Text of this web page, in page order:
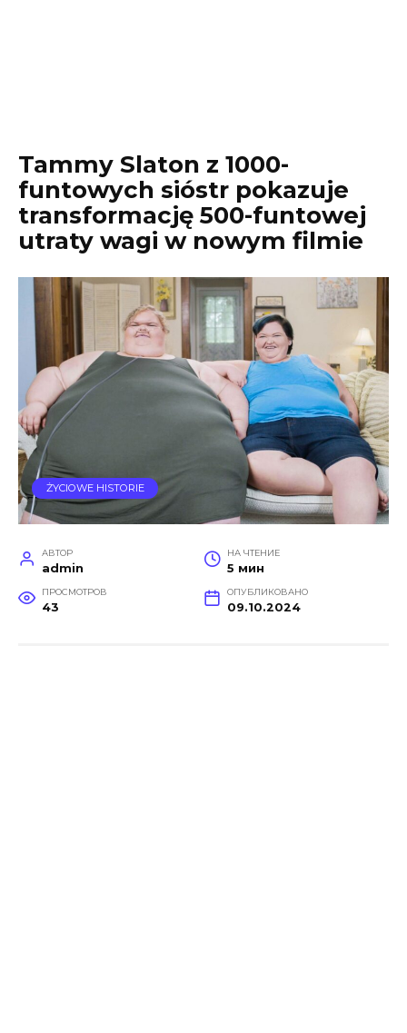
Tammy Slaton z 1000-
funtowych sióstr pokazuje
transformację 500-funtowej
utraty wagi w nowym filmie
ŻYCIOWE HISTORIE
АВТОР
admin
НА ЧТЕНИЕ
5 мин
ПРОСМОТРОВ
43
ОПУБЛИКОВАНО
09.10.2024